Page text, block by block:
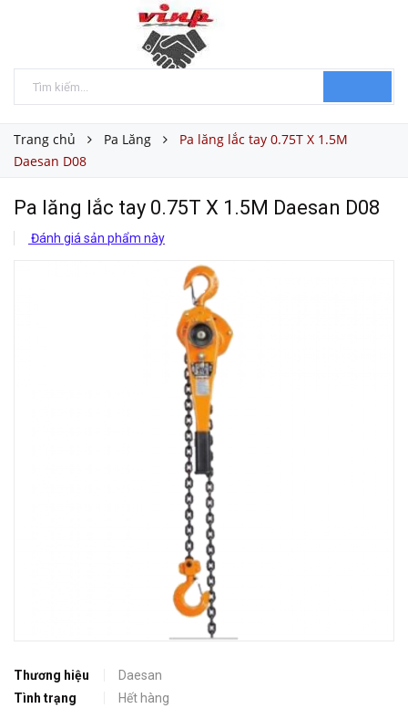
Trang chủ Pa Lăng
Pa lăng lắc tay 0.75T X 1.5M
Daesan D08
Pa lăng lắc tay 0.75T X 1.5M Daesan D08
Đánh giá sản phẩm này
Thương hiệu
Daesan
Tình trạng
Hết hàng